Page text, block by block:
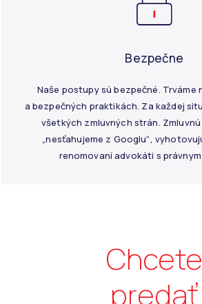
Bezpečne
Naše postupy sú bezpečné. Trváme
a bezpečných praktikách. Za každej
všetkých zmluvných strán.
„nesťahujeme z Googlu“,
renomovaní advokáti s právnym
Chcete
predať